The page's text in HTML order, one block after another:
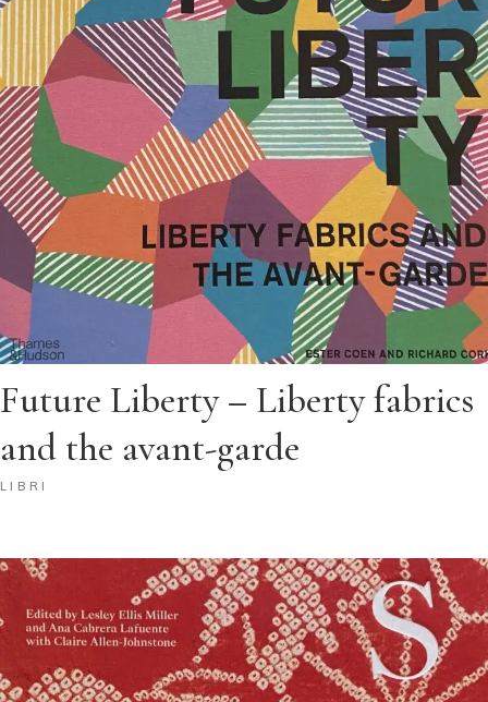
Future Liberty – Liberty fabrics
and the avant-garde
LIBRI